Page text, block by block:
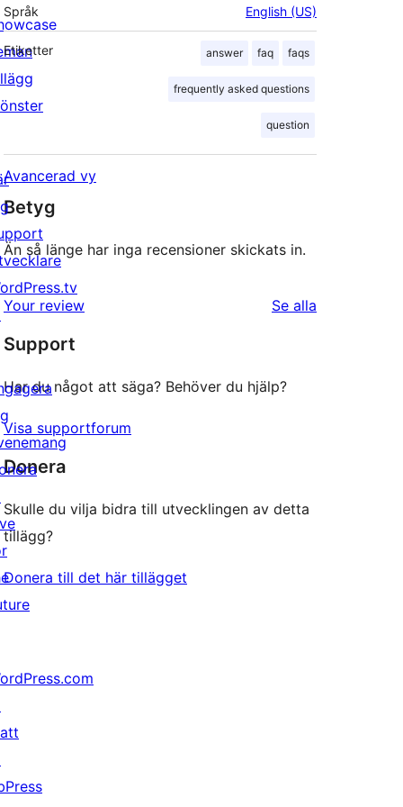
Språk English (US)
Etiketter answer faq faqs
frequently asked questions
question
Avancerad vy
Betyg
Än så länge har inga recensioner skickats in.
Your review Se alla
Support
Har du något att säga? Behöver du hjälp?
Visa supportforum
Donera
Skulle du vilja bidra till utvecklingen av detta
tillägg?
Donera till det här tillägget